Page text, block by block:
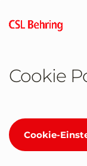
Hauptinhalt
springen
Cookie
Cookie-